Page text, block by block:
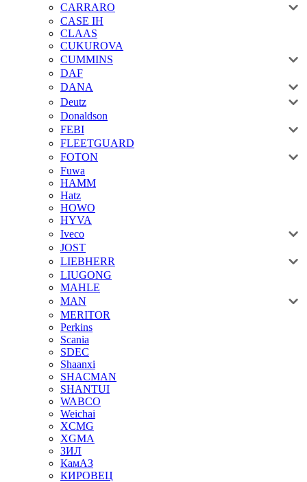
CARRARO
CASE IH
CLAAS
CUKUROVA
CUMMINS
DAF
DANA
Deutz
Donaldson
FEBI
FLEETGUARD
FOTON
Fuwa
HAMM
Hatz
HOWO
HYVA
Iveco
JOST
LIEBHERR
LIUGONG
MAHLE
MAN
MERITOR
Perkins
Scania
SDEC
Shaanxi
SHACMAN
SHANTUI
WABCO
Weichai
XCMG
XGMA
ЗИЛ
КамАЗ
КИРОВЕЦ